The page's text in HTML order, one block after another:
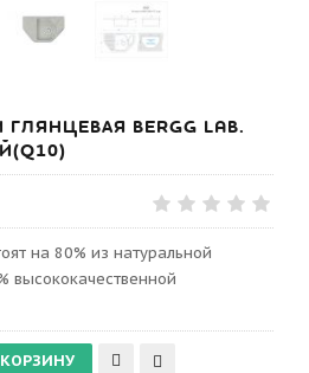
BERGG LAB.
на 80% из натуральной
высококачественной